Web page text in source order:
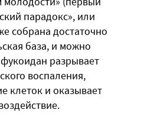
парадокс», или
собрана достаточно
база, и можно
разрывает
воспаления,
клеток и оказывает